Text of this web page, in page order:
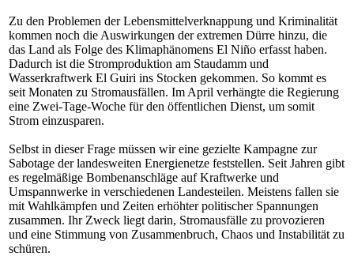
Zu den Problemen der Lebensmittelverknappung und Kriminalität
kommen noch die Auswirkungen der extremen Dürre hinzu, die
das Land als Folge des Klimaphänomens El Niño erfasst haben.
Dadurch ist die Stromproduktion am Staudamm und
Wasserkraftwerk El Guiri ins Stocken gekommen. So kommt es
seit Monaten zu Stromausfällen. Im April verhängte die Regierung
eine Zwei-Tage-Woche für den öffentlichen Dienst, um somit
Strom einzusparen.
Selbst in dieser Frage müssen wir eine gezielte Kampagne zur
Sabotage der landesweiten Energienetze feststellen. Seit Jahren gibt
es regelmäßige Bombenanschläge auf Kraftwerke und
Umspannwerke in verschiedenen Landesteilen. Meistens fallen sie
mit Wahlkämpfen und Zeiten erhöhter politischer Spannungen
zusammen. Ihr Zweck liegt darin, Stromausfälle zu provozieren
und eine Stimmung von Zusammenbruch, Chaos und Instabilität zu
schüren.